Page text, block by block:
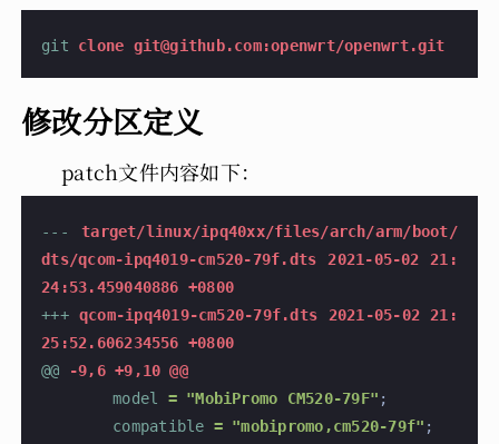
git clone git@github.com:openwrt/openwrt.git
修改分区定义
patch文件内容如下：
---
target/linux/ipq40xx/files/arch/arm/boot/
dts/qcom-ipq4019-cm520-79f.dts	2021-05-02 21:
24:53.459040886 +0800
+++ qcom-ipq4019-cm520-79f.dts	2021-05-02 21:
25:52.606234556 +0800
@@ -9,6 +9,10 @@
model
= "MobiPromo CM520-79F" ;
compatible = "mobipromo,cm520-79f" ;